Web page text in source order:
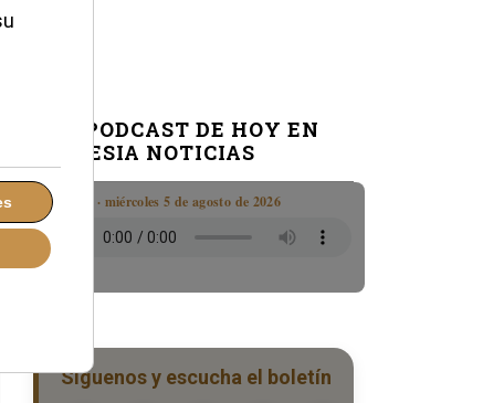
EL PODCAST DE HOY EN
IGLESIA NOTICIAS
Boletín · miércoles 5 de agosto de 2026
Síguenos y escucha el boletín